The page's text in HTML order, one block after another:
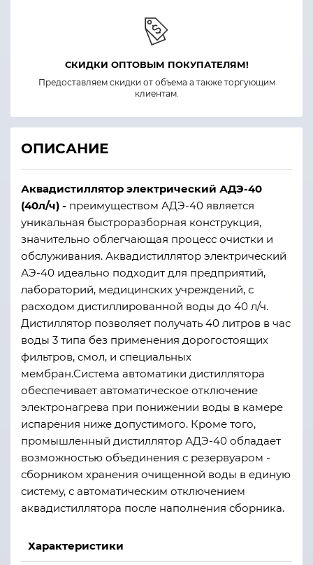
СКИДКИ ОПТОВЫМ ПОКУПАТЕЛЯМ!
Предоставляем скидки от объема а также торгующим
клиентам.
ОПИСАНИЕ
Аквадистиллятор электрический АДЭ-40
(40л/ч) - преимуществом АДЭ-40 является
уникальная быстроразборная конструкция,
значительно облегчающая процесс очистки и
обслуживания. Аквадистиллятор электрический
АЭ-40 идеально подходит для предприятий,
лабораторий, медицинских учреждений, с
расходом дистиллированной воды до 40 л/ч.
Дистиллятор позволяет получать 40 литров в час
воды 3 типа без применения дорогостоящих
фильтров, смол, и специальных
мембран.Система автоматики дистиллятора
обеспечивает автоматическое отключение
электронагрева при понижении воды в камере
испарения ниже допустимого. Кроме того,
промышленный дистиллятор АДЭ-40 обладает
возможностью объединения с резервуаром -
сборником хранения очищенной воды в единую
систему, с автоматическим отключением
аквадистиллятора после наполнения сборника.
Характеристики